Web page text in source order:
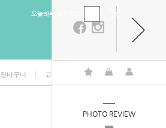
PHOTO REVIEW
오늘하루 열지않음
장바구니 고객센터 마이페이지